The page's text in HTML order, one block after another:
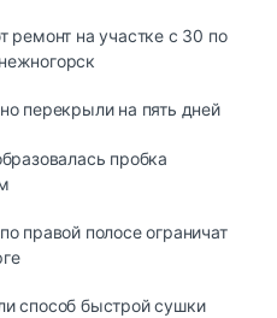
ремонт на участке с 30 по
перекрыли на пять дней
пробка
правой полосе ограничат
способ быстрой сушки